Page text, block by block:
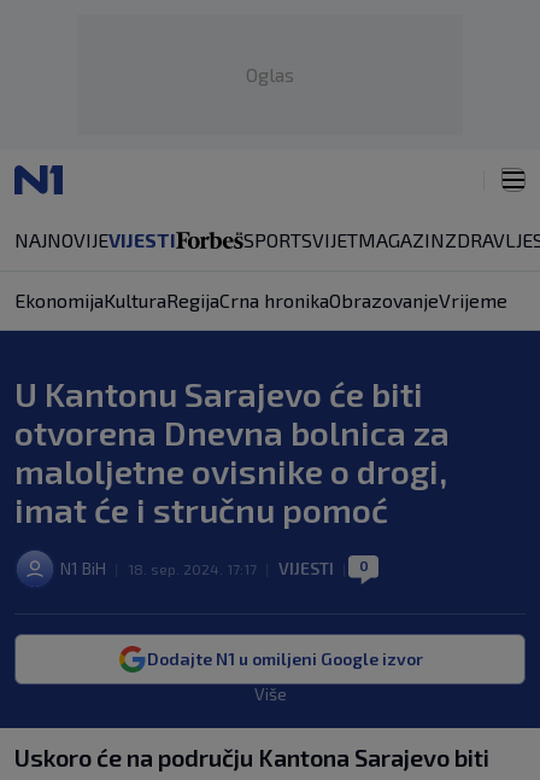
Oglas
NAJNOVIJEVIJESTI SPORTSVIJETMAGAZINZDRAVLJE
EkonomijaKulturaRegijaCrna hronikaObrazovanjeVrijeme
U Kantonu Sarajevo će biti
otvorena Dnevna bolnica za
maloljetne ovisnike o drogi,
imat će i stručnu pomoć
N1 BiH 18. sep. 2024. 17:17 VIJESTI 0
Dodajte N1 u omiljeni Google izvor
Više
Uskoro će na području Kantona Sarajevo biti